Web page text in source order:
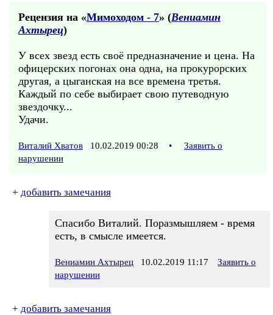
Рецензия на «Мимоходом - 7» (Вениамин
Ахтырец)
У всех звезд есть своё предназначение и цена. На
офицерских погонах она одна, на прокурорских
другая, а цыганская на все времена третья.
Каждый по себе выбирает свою путеводную
звездочку...
Удачи.
Виталий Хватов 10.02.2019 00:28 •
Заявить о
нарушении
+ добавить замечания
Спасибо Виталий. Поразмышляем - время
есть, в смысле имеется.
Вениамин Ахтырец 10.02.2019 11:17
Заявить о
нарушении
+ добавить замечания